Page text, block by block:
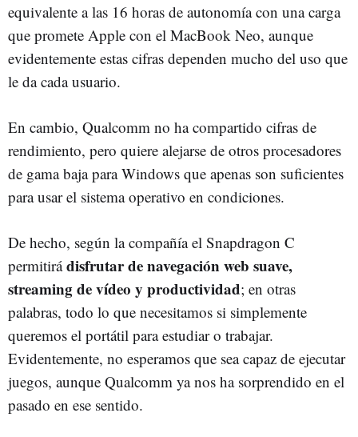
equivalente a las 16 horas de autonomía con una carga
que promete Apple con el MacBook Neo, aunque
evidentemente estas cifras dependen mucho del uso que
le da cada usuario.
En cambio, Qualcomm no ha compartido cifras de
rendimiento, pero quiere alejarse de otros procesadores
de gama baja para Windows que apenas son suficientes
para usar el sistema operativo en condiciones.
De hecho, según la compañía el Snapdragon C
permitirádisfrutar de navegación web suave,
streaming de vídeo y productividad; en otras
palabras, todo lo que necesitamos si simplemente
queremos el portátil para estudiar o trabajar.
Evidentemente, no esperamos que sea capaz de ejecutar
juegos, aunque Qualcomm ya nos ha sorprendido en el
pasado en ese sentido.